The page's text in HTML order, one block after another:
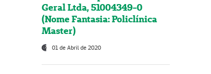
Geral Ltda, 51004349-0
(Nome Fantasia: Policlínica
Master)
01 de Abril de 2020